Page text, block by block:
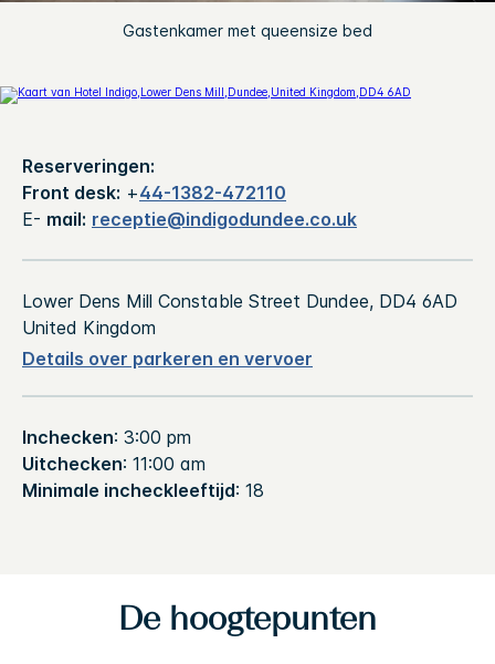
Gastenkamer met queensize bed
Reserveringen:
Front desk: +44-1382-472110
E- mail: receptie@indigodundee.co.uk
Lower Dens Mill Constable Street Dundee, DD4 6AD
United Kingdom
Details over parkeren en vervoer
Inchecken: 3:00 pm
Uitchecken: 11:00 am
Minimale incheckleeftijd: 18
De hoogtepunten